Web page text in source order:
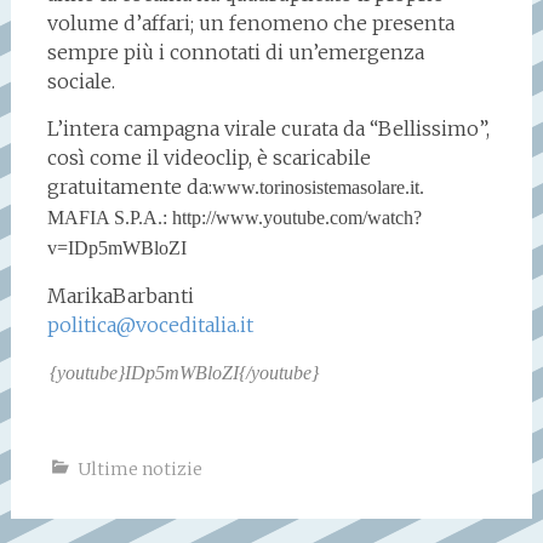
volume d’affari; un fenomeno che presenta
sempre più i connotati di un’emergenza
sociale.
L’intera campagna virale curata da “Bellissimo”,
così come il videoclip, è scaricabile
gratuitamente da:www.torinosistemasolare.it.
MAFIA S.P.A.: http://www.youtube.com/watch?
v=IDp5mWBloZI
MarikaBarbanti
politica@voceditalia.it
{youtube}IDp5mWBloZI{/youtube}
Ultime notizie